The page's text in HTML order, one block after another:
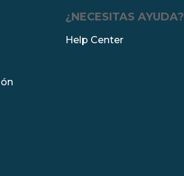
¿NECESITAS AYUDA?
Help Center